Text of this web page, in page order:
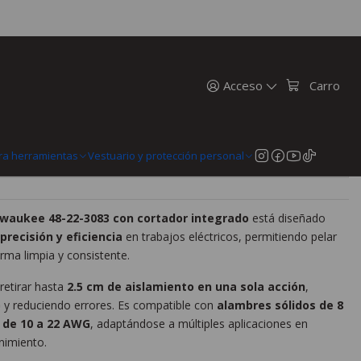
Acceso Carro
herramientas Vestuario y protección personal
a 22 AWG 48-22-3083
Milwaukee 10 a 22 AWG
48-22-3083 con cortador integrado está diseñado
y eficiencia en trabajos eléctricos, permitiendo pelar
limpia y consistente.
hasta 2.5 cm de aislamiento en una sola acción,
reduciendo errores. Es compatible con alambres sólidos de 8
10 a 22 AWG, adaptándose a múltiples aplicaciones en